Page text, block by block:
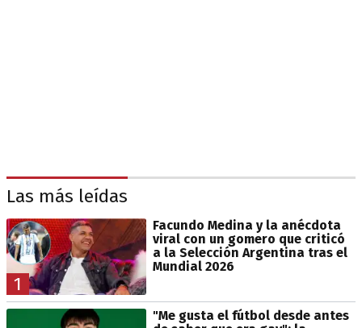
Las más leídas
1
Facundo Medina y la anécdota
viral con un gomero que criticó
a la Selección Argentina tras el
Mundial 2026
"Me gusta el fútbol desde antes